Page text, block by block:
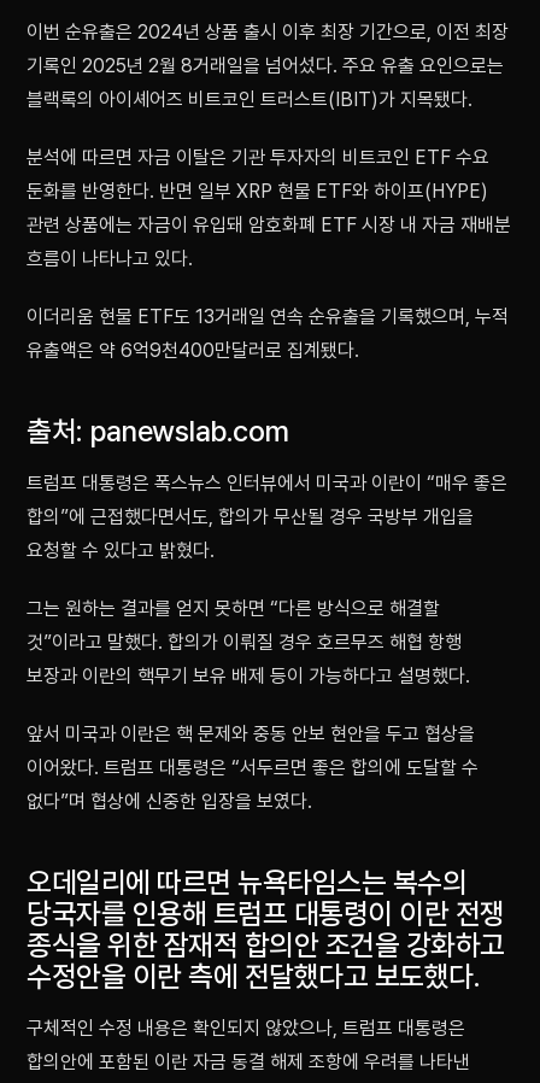
이번 순유출은 2024년 상품 출시 이후 최장 기간으로, 이전 최장
기록인 2025년 2월 8거래일을 넘어섰다. 주요 유출 요인으로는
블랙록의 아이셰어즈 비트코인 트러스트(IBIT)가 지목됐다.
분석에 따르면 자금 이탈은 기관 투자자의 비트코인 ETF 수요
둔화를 반영한다. 반면 일부 XRP 현물 ETF와 하이프(HYPE)
관련 상품에는 자금이 유입돼 암호화폐 ETF 시장 내 자금 재배분
흐름이 나타나고 있다.
이더리움 현물 ETF도 13거래일 연속 순유출을 기록했으며, 누적
유출액은 약 6억9천400만달러로 집계됐다.
출처: panewslab.com
트럼프 대통령은 폭스뉴스 인터뷰에서 미국과 이란이 “매우 좋은
합의”에 근접했다면서도, 합의가 무산될 경우 국방부 개입을
요청할 수 있다고 밝혔다.
그는 원하는 결과를 얻지 못하면 “다른 방식으로 해결할
것”이라고 말했다. 합의가 이뤄질 경우 호르무즈 해협 항행
보장과 이란의 핵무기 보유 배제 등이 가능하다고 설명했다.
앞서 미국과 이란은 핵 문제와 중동 안보 현안을 두고 협상을
이어왔다. 트럼프 대통령은 “서두르면 좋은 합의에 도달할 수
없다”며 협상에 신중한 입장을 보였다.
오데일리에 따르면 뉴욕타임스는 복수의
당국자를 인용해 트럼프 대통령이 이란 전쟁
종식을 위한 잠재적 합의안 조건을 강화하고
수정안을 이란 측에 전달했다고 보도했다.
구체적인 수정 내용은 확인되지 않았으나, 트럼프 대통령은
합의안에 포함된 이란 자금 동결 해제 조항에 우려를 나타낸